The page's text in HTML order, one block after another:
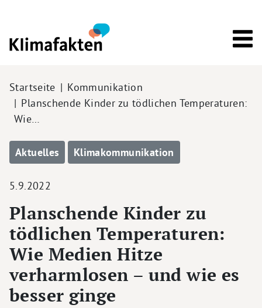
Pfadnavigation
Startseite
Kommunikation
Planschende Kinder zu tödlichen Temperaturen:
Wie…
Aktuelles Klimakommunikation
5.9.2022
Planschende Kinder zu
tödlichen Temperaturen:
Wie Medien Hitze
verharmlosen – und wie es
besser ginge